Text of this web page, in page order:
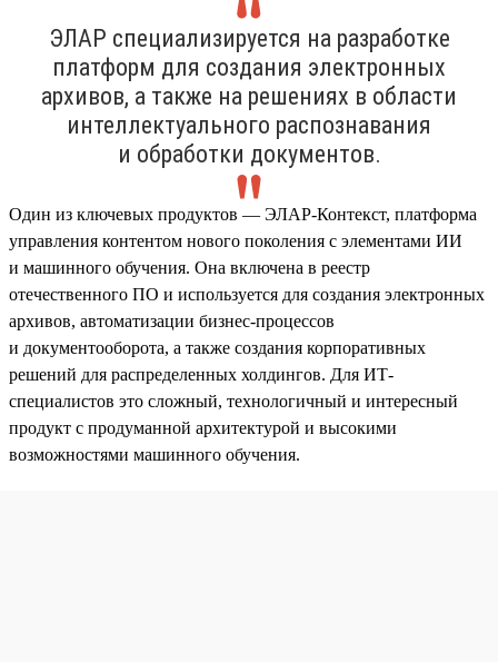
ЭЛАР специализируется на разработке
платформ для создания электронных
архивов, а также на решениях в области
интеллектуального распознавания
и обработки документов.
Один из ключевых продуктов — ЭЛАР-Контекст, платформа
управления контентом нового поколения с элементами ИИ
и машинного обучения. Она включена в реестр
отечественного ПО и используется для создания электронных
архивов, автоматизации бизнес-процессов
и документооборота, а также создания корпоративных
решений для распределенных холдингов. Для ИТ-
специалистов это сложный, технологичный и интересный
продукт с продуманной архитектурой и высокими
возможностями машинного обучения.